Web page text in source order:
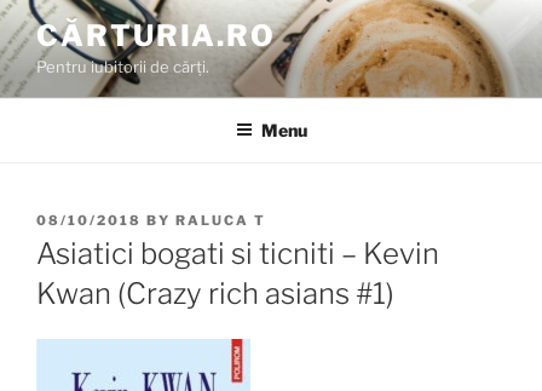
Skip
to
content
CĂRTURIA.RO
Pentru iubitorii de cărți.
Menu
POSTED
ON
08/10/2018 BY RALUCA T
Asiatici bogati si ticniti – Kevin
Kwan (Crazy rich asians #1)